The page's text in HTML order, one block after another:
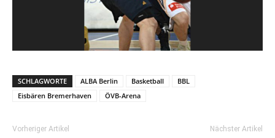
SCHLAGWORTE ALBA Berlin Basketball
BBL
Eisbären Bremerhaven
ÖVB-Arena
Vorheriger Artikel Nächster Artikel